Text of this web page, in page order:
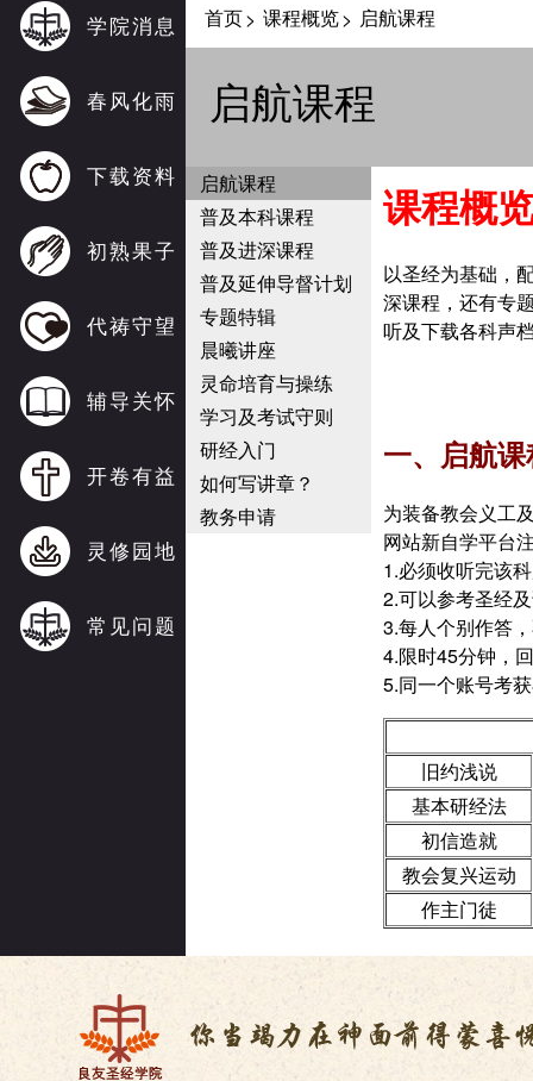
学院消息
春风化雨
下载资料
初熟果子
代祷守望
辅导关怀
开卷有益
灵修园地
常见问题
首页> 课程概览> 启航课程
启航课程
启航课程
普及本科课程
普及进深课程
普及延伸导督计划
专题特辑
晨曦讲座
灵命培育与操练
学习及考试守则
研经入门
如何写讲章？
教务申请
课程概
以圣经为基础，
深课程，还有专
听及下载各科声
一、启航
为装备教会义工
网站新自学平台
1.必须收听完该
2.可以参考圣经
3.每人个别作答
4.限时45分钟，
5.同一个账号考
旧约浅说
基本研经法
初信造就
教会复兴运动
作主门徒